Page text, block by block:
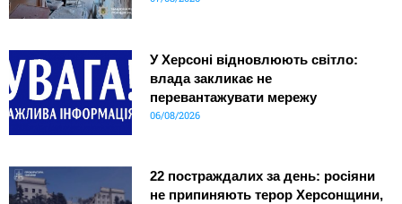
У Херсоні відновлюють світло:
влада закликає не
перевантажувати мережу
06/08/2026
22 постраждалих за день: росіяни
не припиняють терор Херсонщини,